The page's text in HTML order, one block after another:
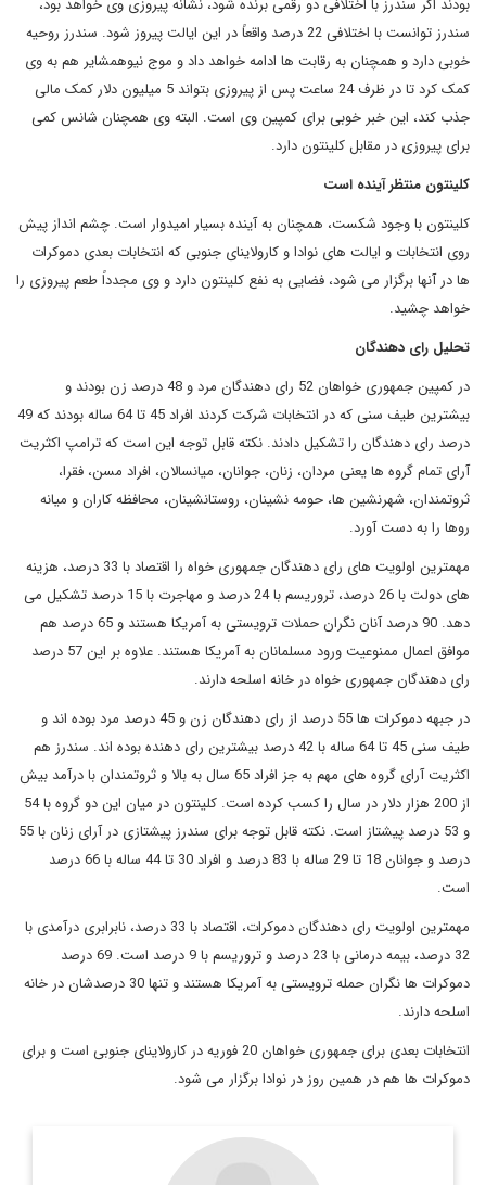
بودند اگر سندرز با اختلافی دو رقمی برنده شود، نشانه پیروزی وی خواهد بود،
سندرز توانست با اختلافی 22 درصد واقعاً در این ایالت پیروز شود. سندرز روحیه
خوبی دارد و همچنان به رقابت ها ادامه خواهد داد و موج نیوهمشایر هم به وی
کمک کرد تا در ظرف 24 ساعت پس از پیروزی بتواند 5 میلیون دلار کمک مالی
جذب کند، این خبر خوبی برای کمپین وی است. البته وی همچنان شانس کمی
برای پیروزی در مقابل کلینتون دارد.
کلینتون منتظر آینده است
کلینتون با وجود شکست، همچنان به آینده بسیار امیدوار است. چشم انداز پیش
روی انتخابات و ایالت های نوادا و کارولاینای جنوبی که انتخابات بعدی دموکرات
ها در آنها برگزار می شود، فضایی به نفع کلینتون دارد و وی مجدداً طعم پیروزی را
خواهد چشید.
تحلیل رای دهندگان
در کمپین جمهوری خواهان 52 رای دهندگان مرد و 48 درصد زن بودند و
بیشترین طیف سنی که در انتخابات شرکت کردند افراد 45 تا 64 ساله بودند که 49
درصد رای دهندگان را تشکیل دادند. نکته قابل توجه این است که ترامپ اکثریت
آرای تمام گروه ها یعنی مردان، زنان، جوانان، میانسالان، افراد مسن، فقرا،
ثروتمندان، شهرنشین ها، حومه نشینان، روستانشینان، محافظه کاران و میانه
روها را به دست آورد.
مهمترین اولویت های رای دهندگان جمهوری خواه را اقتصاد با 33 درصد، هزینه
های دولت با 26 درصد، تروریسم با 24 درصد و مهاجرت با 15 درصد تشکیل می
دهد. 90 درصد آنان نگران حملات ترویستی به آمریکا هستند و 65 درصد هم
موافق اعمال ممنوعیت ورود مسلمانان به آمریکا هستند. علاوه بر این 57 درصد
رای دهندگان جمهوری خواه در خانه اسلحه دارند.
در جبهه دموکرات ها 55 درصد از رای دهندگان زن و 45 درصد مرد بوده اند و
طیف سنی 45 تا 64 ساله با 42 درصد بیشترین رای دهنده بوده اند. سندرز هم
اکثریت آرای گروه های مهم به جز افراد 65 سال به بالا و ثروتمندان با درآمد بیش
از 200 هزار دلار در سال را کسب کرده است. کلینتون در میان این دو گروه با 54
و 53 درصد پیشتاز است. نکته قابل توجه برای سندرز پیشتازی در آرای زنان با 55
درصد و جوانان 18 تا 29 ساله با 83 درصد و افراد 30 تا 44 ساله با 66 درصد
است.
مهمترین اولویت رای دهندگان دموکرات، اقتصاد با 33 درصد، نابرابری درآمدی با
32 درصد، بیمه درمانی با 23 درصد و تروریسم با 9 درصد است. 69 درصد
دموکرات ها نگران حمله ترویستی به آمریکا هستند و تنها 30 درصدشان در خانه
اسلحه دارند.
انتخابات بعدی برای جمهوری خواهان 20 فوریه در کارولاینای جنوبی است و برای
دموکرات ها هم در همین روز در نوادا برگزار می شود.
عضو هيئت تحريريه ديپلماسي ايراني